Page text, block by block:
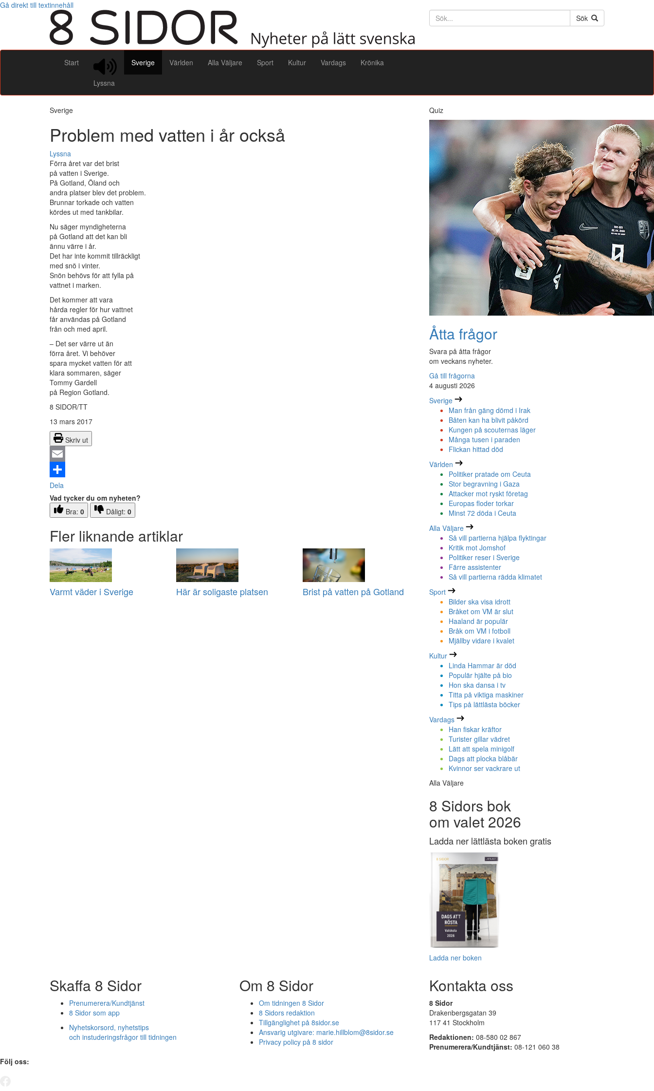
Gå direkt till textinnehåll
Söktext
Sök
Start
Lyssna
Sverige Världen Alla Väljare Sport Kultur Vardags Krönika
Sverige
Problem med vatten i år också
Lyssna
Förra året var det brist
på vatten i Sverige.
På Gotland, Öland och
andra platser blev det problem.
Brunnar torkade och vatten
kördes ut med tankbilar.
Nu säger myndigheterna
på Gotland att det kan bli
ännu värre i år.
Det har inte kommit tillräckligt
med snö i vinter.
Snön behövs för att fylla på
vattnet i marken.
Det kommer att vara
hårda regler för hur vattnet
får användas på Gotland
från och med april.
– Det ser värre ut än
förra året. Vi behöver
spara mycket vatten för att
klara sommaren, säger
Tommy Gardell
på Region Gotland.
8 SIDOR/TT
13 mars 2017
Skriv ut
Email
Dela
Vad tycker du om nyheten?
Bra: 0 Dåligt: 0
Fler liknande artiklar
Varmt väder i Sverige Här är soligaste platsen Brist på vatten på Gotland
Quiz
Åtta frågor
Svara på åtta frågor
om veckans nyheter.
Gå till frågorna
4 augusti 2026
Sverige
Man från gäng dömd i Irak
Båten kan ha blivit påkörd
Kungen på scouternas läger
Många tusen i paraden
Flickan hittad död
Världen
Politiker pratade om Ceuta
Stor begravning i Gaza
Attacker mot ryskt företag
Europas floder torkar
Minst 72 döda i Ceuta
Alla Väljare
Så vill partierna hjälpa flyktingar
Kritik mot Jomshof
Politiker reser i Sverige
Färre assistenter
Så vill partierna rädda klimatet
Sport
Bilder ska visa idrott
Bråket om VM är slut
Haaland är populär
Bråk om VM i fotboll
Mjällby vidare i kvalet
Kultur
Linda Hammar är död
Populär hjälte på bio
Hon ska dansa i tv
Titta på viktiga maskiner
Tips på lättlästa böcker
Vardags
Han fiskar kräftor
Turister gillar vädret
Lätt att spela minigolf
Dags att plocka blåbär
Kvinnor ser vackrare ut
Alla Väljare
8 Sidors bok
om valet 2026
Ladda ner lättlästa boken gratis
Ladda ner boken
Skaffa 8 Sidor
Prenumerera/Kundtjänst
8 Sidor som app
Nyhetskorsord, nyhetstips
och instuderingsfrågor till tidningen
Om 8 Sidor
Om tidningen 8 Sidor
8 Sidors redaktion
Tillgänglighet på 8sidor.se
Ansvarig utgivare: marie.hillblom@8sidor.se
Privacy policy på 8 sidor
Kontakta oss
8 Sidor
Drakenbergsgatan 39
117 41 Stockholm
Redaktionen: 08-580 02 867
Prenumerera/Kundtjänst: 08-121 060 38
Följ oss: